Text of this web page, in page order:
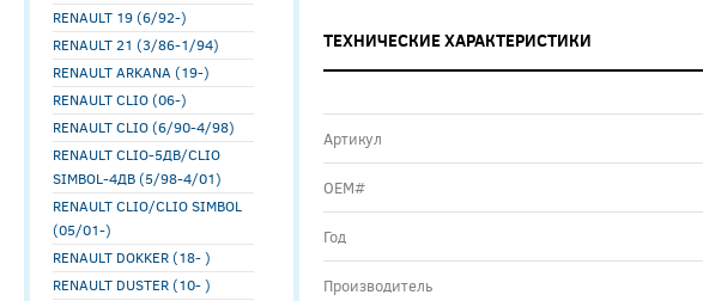
RENAULT 19 (6/92-)
RENAULT 21 (3/86-1/94)
RENAULT ARKANA (19-)
RENAULT CLIO (06-)
RENAULT CLIO (6/90-4/98)
RENAULT CLIO-5ДВ/CLIO
SIMBOL-4ДВ (5/98-4/01)
RENAULT CLIO/CLIO SIMBOL
(05/01-)
RENAULT DOKKER (18- )
RENAULT DUSTER (10- )
ТЕХНИЧЕСКИЕ ХАРАКТЕРИСТИКИ
Артикул
ОЕМ#
Год
Производитель